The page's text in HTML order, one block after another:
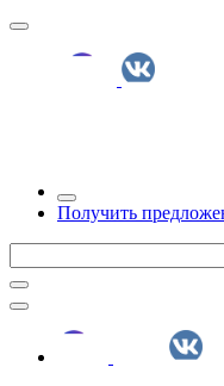
Получить